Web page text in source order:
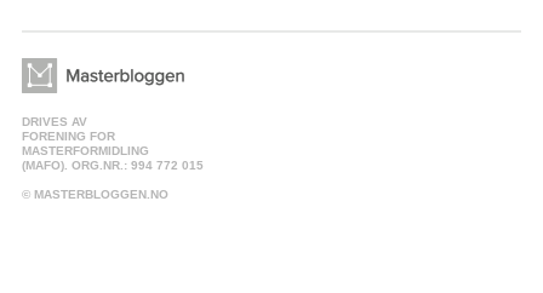
DRIVES AV
FORENING FOR
MASTERFORMIDLING
(MAFO). ORG.NR.: 994 772 015
© MASTERBLOGGEN.NO